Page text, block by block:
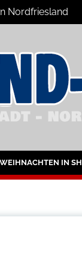
Nordfriesland
WEIHNACHTEN IN SH